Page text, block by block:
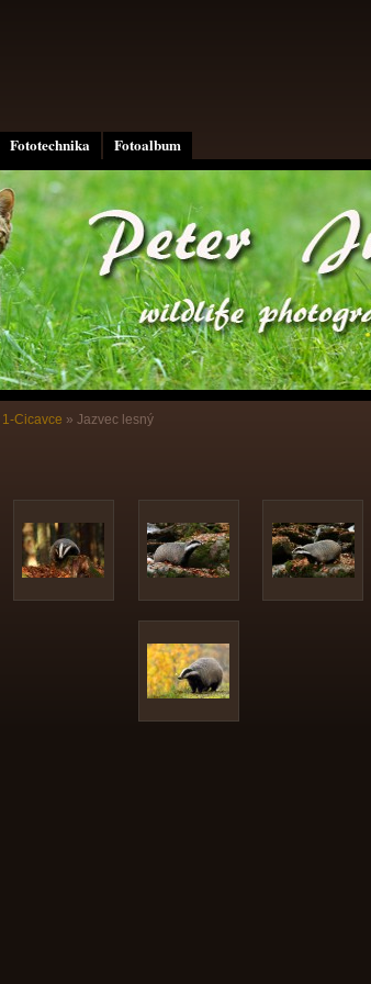
Fototechnika Fotoalbum
1-Cicavce » Jazvec lesný